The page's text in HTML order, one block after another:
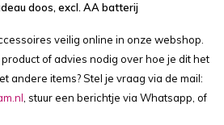
doos, excl. AA batterij
veilig online in onze webshop.
of advies nodig over hoe je dit het
andere items? Stel je vraag via de mail:
, stuur een berichtje via Whatsapp, of